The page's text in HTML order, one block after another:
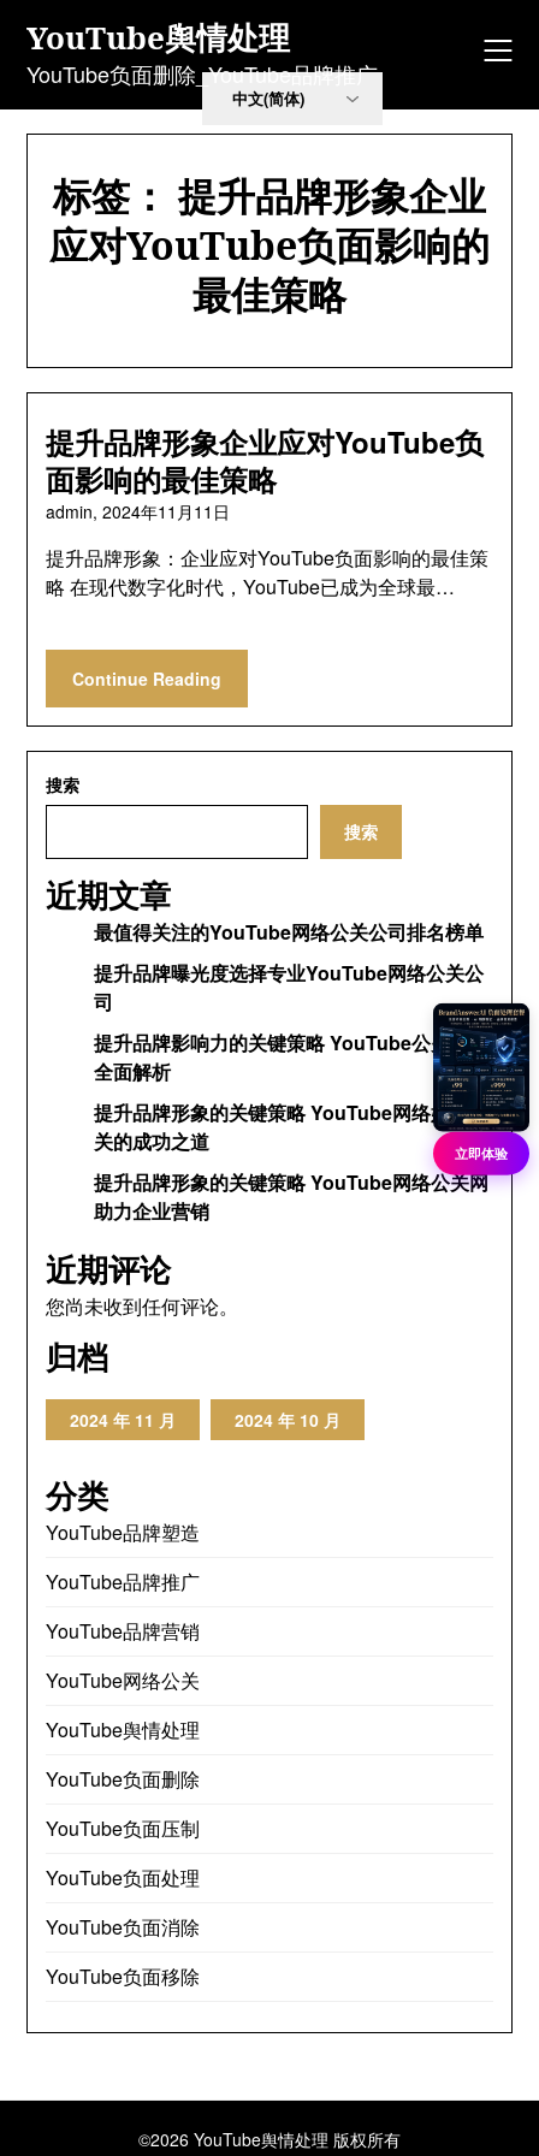
content
YouTube舆情处理
YouTube负面删除_YouTube品牌推广
标签：提升品牌形象企业
应对YouTube负面影响的
最佳策略
提升品牌形象企业应对YouTube负
面影响的最佳策略
admin,2024年11月11日
提升品牌形象：企业应对YouTube负面影响的最佳策
略 在现代数字化时代，YouTube已成为全球最…
Continue Reading
搜索
搜索
近期文章
最值得关注的YouTube网络公关公司排名榜单
提升品牌曝光度选择专业YouTube网络公关公
司
提升品牌影响力的关键策略 YouTube公关网络
全面解析
提升品牌形象的关键策略 YouTube网络媒体公
关的成功之道
提升品牌形象的关键策略 YouTube网络公关网
助力企业营销
近期评论
您尚未收到任何评论。
归档
2024 年 11 月 2024 年 10 月
分类
YouTube品牌塑造
YouTube品牌推广
YouTube品牌营销
YouTube网络公关
YouTube舆情处理
YouTube负面删除
YouTube负面压制
YouTube负面处理
YouTube负面消除
YouTube负面移除
©2026 YouTube舆情处理 版权所有
立即体验